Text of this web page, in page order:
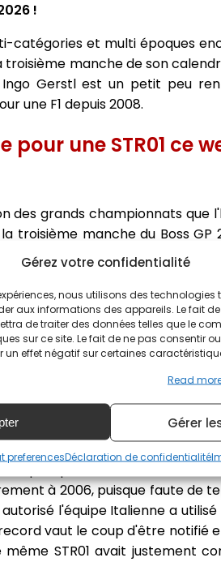
Gérez votre confidentialité
nous utilisons des technologies
aux informations des appareils. Le fait
de traiter des données telles que le
sur ce site. Le fait de ne pas consentir
un effet négatif sur certaines
Read
Gérer
preferencesDéclaration de confidentialité
!
et multi époques
manche de son
Ingo Gerstl est un petit peu
une F1 depuis 2008.
une STR01 ce
des grands championnats que
troisième manche du Boss GP
ToroRosso STR01, un
s'agit du tour le plus rapide
départ du circuit du calendrier
même !
la performance est belle
dans son contexte. La F1
des monoplaces les plus
sous la manche et même
des pneus secs à rainures,
que la différence se fait.
à 2006, puisque faute de
l'équipe Italienne a
vaut le coup d'être notifié
STR01 avait justement